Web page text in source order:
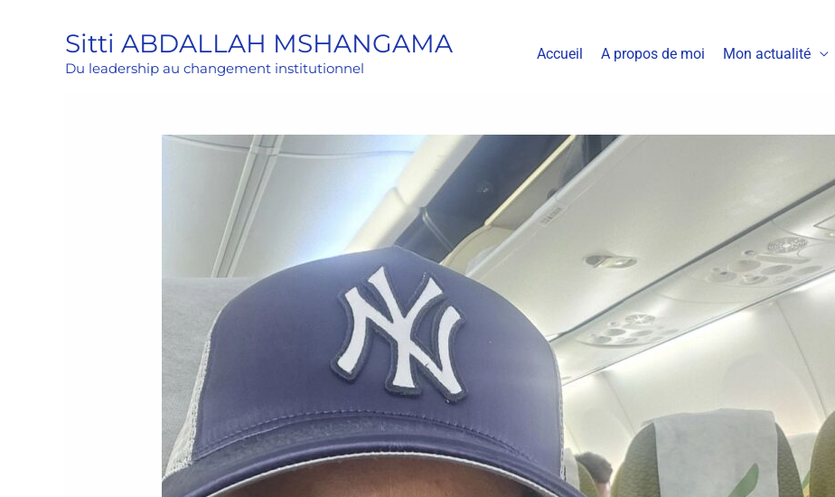
Sitti ABDALLAH MSHANGAMA
Du leadership au changement institutionnel
Accueil A propos de moi Mon actualité